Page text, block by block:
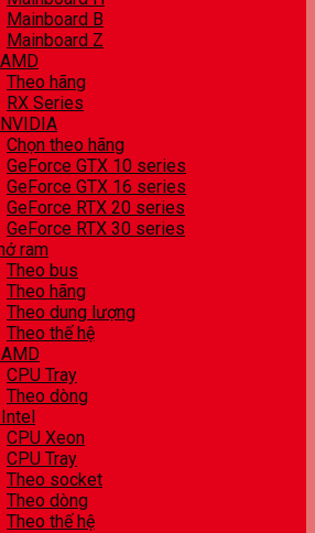
Mainboard B
Mainboard Z
Theo hãng
RX Series
Chọn theo hãng
GeForce GTX 10 series
GeForce GTX 16 series
GeForce RTX 20 series
GeForce RTX 30 series
ram
Theo bus
Theo hãng
Theo dung lượng
Theo thế hệ
CPU Tray
Theo dòng
CPU Xeon
CPU Tray
Theo socket
Theo dòng
Theo thế hệ